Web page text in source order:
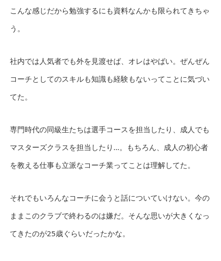
こんな感じだから勉強するにも資料なんかも限られてきちゃ
う。
社内では人気者でも外を見渡せば、オレはやばい。ぜんぜん
コーチとしてのスキルも知識も経験もないってことに気づい
てた。
専門時代の同級生たちは選手コースを担当したり、成人でも
マスターズクラスを担当したり…。もちろん、成人の初心者
を教える仕事も立派なコーチ業ってことは理解してた。
それでもいろんなコーチに会うと話についていけない。今の
ままこのクラブで終わるのは嫌だ。そんな思いが大きくなっ
てきたのが25歳ぐらいだったかな。